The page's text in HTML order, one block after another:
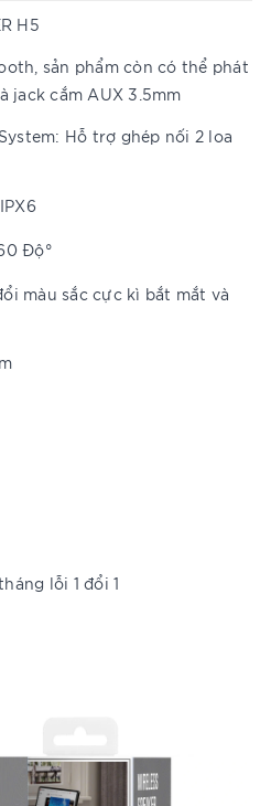
H5
sản phẩm còn có thể phát
jack cắm AUX 3.5mm
Hỗ trợ ghép nối 2 loa
Độ°
màu sắc cực kì bắt mắt và
lỗi 1 đổi 1